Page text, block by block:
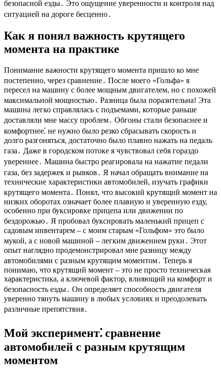
безопасной езды․ Это ощущение уверенности и контроля над
ситуацией на дороге бесценно․
Как я понял важность крутящего
момента на практике
Понимание важности крутящего момента пришло ко мне
постепенно, через сравнение․ После моего «Гольфа» я
пересел на машину с более мощным двигателем, но с похожей
максимальной мощностью․ Разница была поразительна! Эта
машина легко справлялась с подъемами, которые раньше
доставляли мне массу проблем․ Обгоны стали безопаснее и
комфортнее⁚ не нужно было резко сбрасывать скорость и
долго разгоняться, достаточно было плавно нажать на педаль
газа․ Даже в городском потоке я чувствовал себя гораздо
увереннее․ Машина быстро реагировала на нажатие педали
газа, без задержек и рывков․ Я начал обращать внимание на
технические характеристики автомобилей, изучать графики
крутящего момента․ Понял, что высокий крутящий момент на
низких оборотах означает более плавную и уверенную езду,
особенно при буксировке прицепа или движении по
бездорожью․ Я пробовал буксировать маленький прицеп с
садовым инвентарем – с моим старым «Гольфом» это было
мукой, а с новой машиной – легким движением руки․ Этот
опыт наглядно продемонстрировал мне разницу между
автомобилями с разным крутящим моментом․ Теперь я
понимаю, что крутящий момент – это не просто техническая
характеристика, а ключевой фактор, влияющий на комфорт и
безопасность езды․ Он определяет способность двигателя
уверенно тянуть машину в любых условиях и преодолевать
различные препятствия․
Мой эксперимент⁚ сравнение
автомобилей с разным крутящим
моментом